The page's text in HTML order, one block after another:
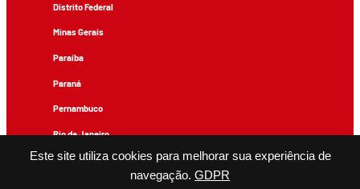
Este site utiliza cookies para melhorar sua experiência de
navegação. GDPR
Distrito Federal
Minas Gerais
Paraíba
Paraná
Pernambuco
Rio de Janeiro
Rio Grande do Sul